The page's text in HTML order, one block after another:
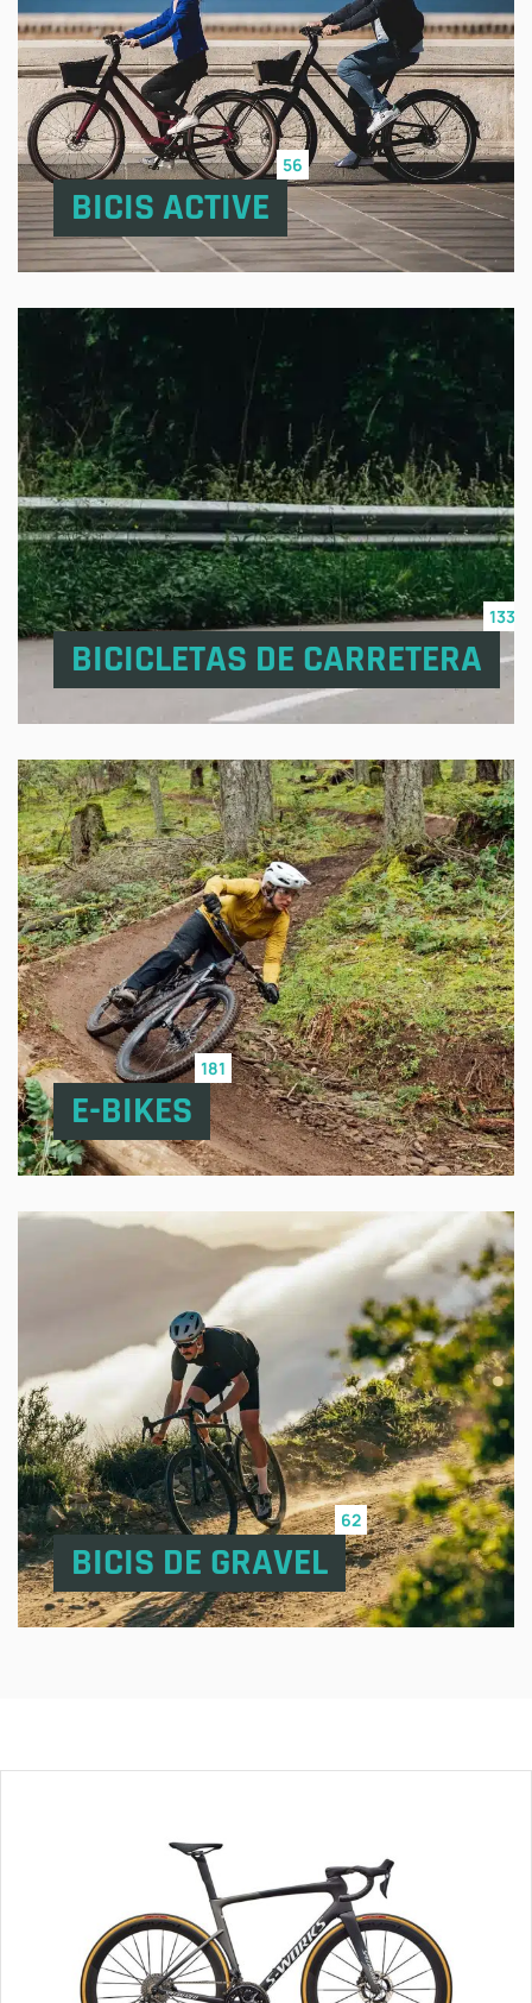
BICIS ACTIVE
56
BICICLETAS DE CARRETERA
133
E-BIKES
181
BICIS DE GRAVEL
62